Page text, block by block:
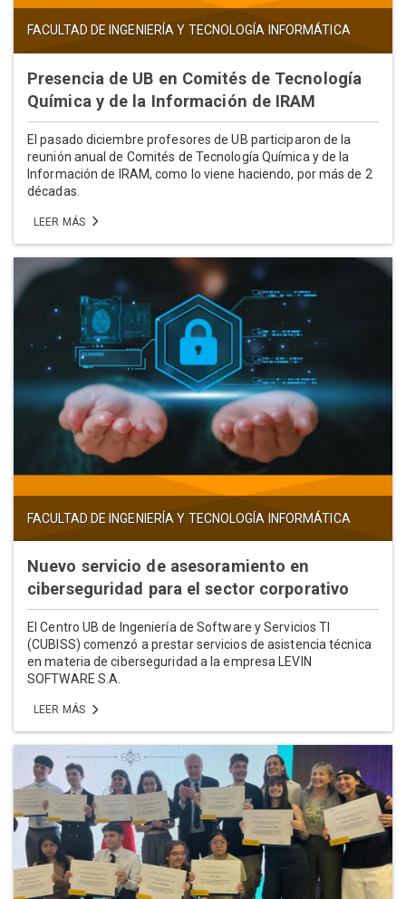
FACULTAD DE INGENIERÍA Y TECNOLOGÍA INFORMÁTICA
Presencia de UB en Comités de Tecnología
Química y de la Información de IRAM
El pasado diciembre profesores de UB participaron de la
reunión anual de Comités de Tecnología Química y de la
Información de IRAM, como lo viene haciendo, por más de 2
décadas.
LEER MÁS
FACULTAD DE INGENIERÍA Y TECNOLOGÍA INFORMÁTICA
Nuevo servicio de asesoramiento en
ciberseguridad para el sector corporativo
El Centro UB de Ingeniería de Software y Servicios TI
(CUBISS) comenzó a prestar servicios de asistencia técnica
en materia de ciberseguridad a la empresa LEVIN
SOFTWARE S.A.
LEER MÁS